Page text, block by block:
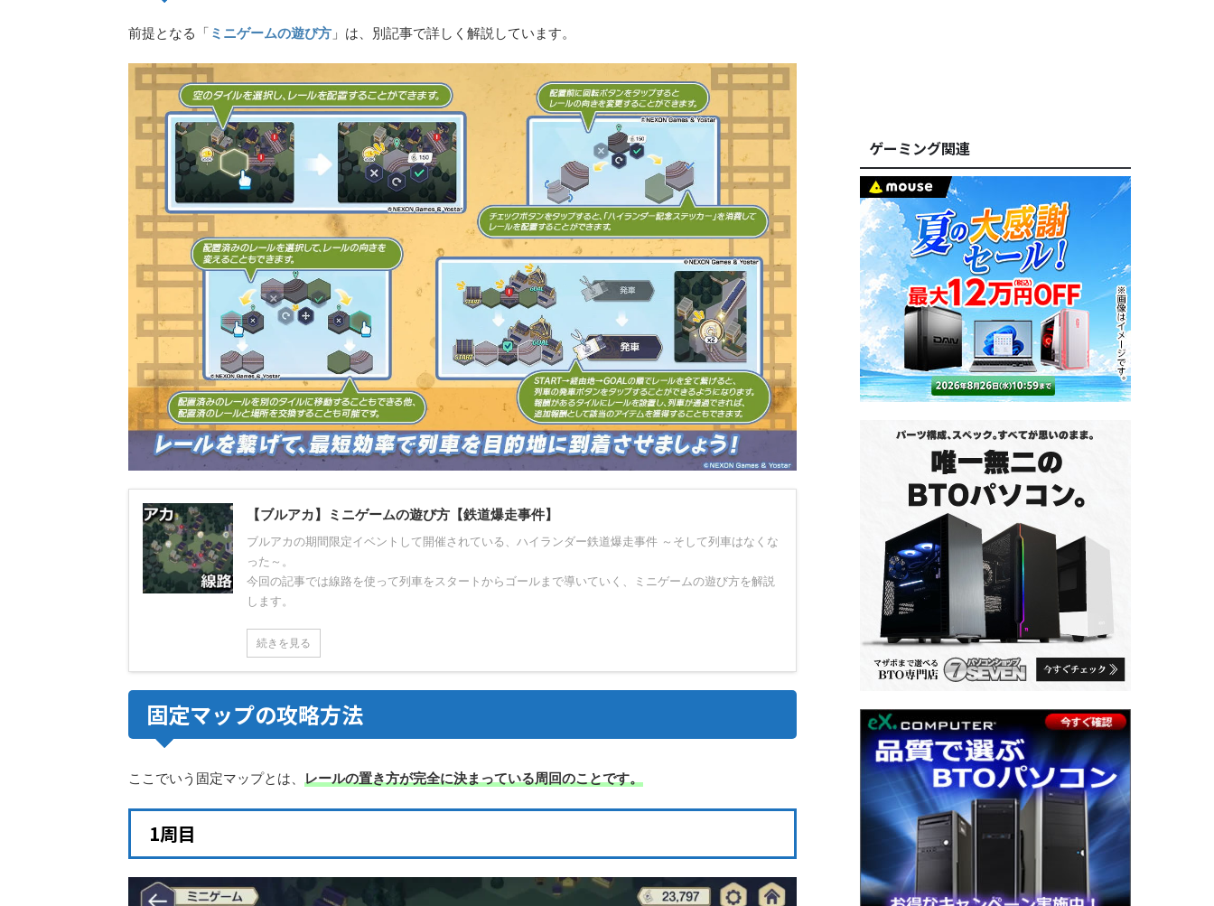
前提となる「 ミニゲームの遊び方 」は、別記事で詳しく解説しています。
【ブルアカ】ミニゲームの遊び方【鉄道爆走事件】
ブルアカの期間限定イベントして開催されている、ハイランダー鉄道爆走事件 ～そして列車はなくな
った～。
今回の記事では線路を使って列車をスタートからゴールまで導いていく、ミニゲームの遊び方を解説
します。
続きを見る
固定マップの攻略方法
ここでいう固定マップとは、 レールの置き方が完全に決まっている周回のことです。
1周目
ゲーミング関連